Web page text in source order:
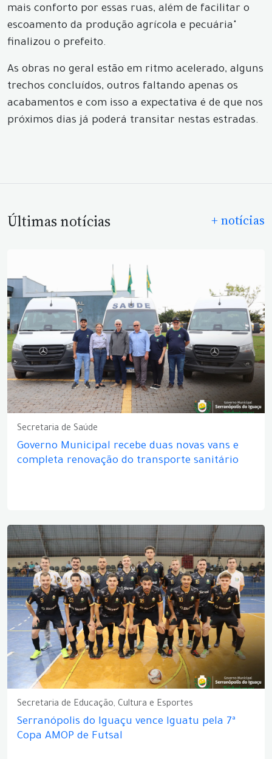
mais conforto por essas ruas, além de facilitar o
escoamento da produção agrícola e pecuária"
finalizou o prefeito.
As obras no geral estão em ritmo acelerado, alguns
trechos concluídos, outros faltando apenas os
acabamentos e com isso a expectativa é de que nos
próximos dias já poderá transitar nestas estradas.
Últimas notícias + notícias
Secretaria de Saúde
Governo Municipal recebe duas novas vans e
completa renovação do transporte sanitário
Secretaria de Educação, Cultura e Esportes
Serranópolis do Iguaçu vence Iguatu pela 7ª
Copa AMOP de Futsal